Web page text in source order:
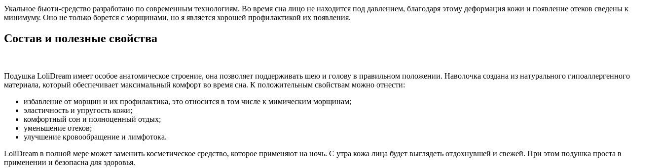
Укальное бьюти-средство разработано по современным технологиям. Во время сна лицо не находится под давлением, благодаря этому деформация кожи и появление отеков сведены к
минимуму. Оно не только борется с морщинами, но я является хорошей профилактикой их появления.
Состав и полезные свойства
Подушка LoliDream имеет особое анатомическое строение, она позволяет поддерживать шею и голову в правильном положении. Наволочка создана из натурального гипоаллергенного
материала, который обеспечивает максимальный комфорт во время сна. К положительным свойствам можно отнести:
избавление от морщин и их профилактика, это относится в том числе к мимическим морщинам;
эластичность и упругость кожи;
комфортный сон и полноценный отдых;
уменьшение отеков;
улучшение кровообращение и лимфотока.
LoliDream в полной мере может заменить косметическое средство, которое применяют на ночь. С утра кожа лица будет выглядеть отдохнувшей и свежей. При этом подушка проста в
применении и безопасна для здоровья.